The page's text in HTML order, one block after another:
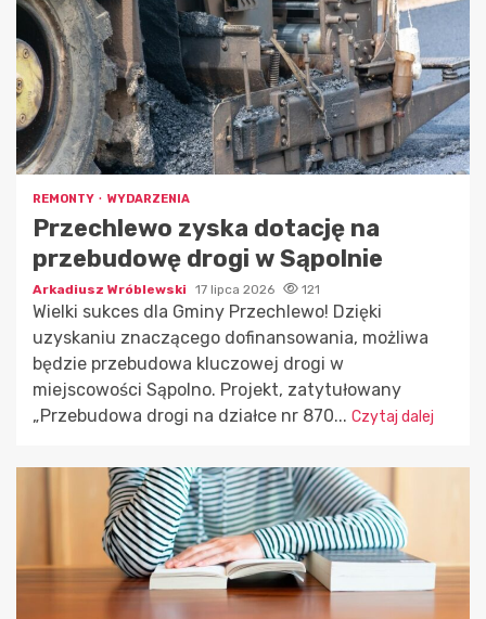
REMONTY WYDARZENIA
Przechlewo zyska dotację na
przebudowę drogi w Sąpolnie
Arkadiusz Wróblewski 17 lipca 2026 121
Wielki sukces dla Gminy Przechlewo! Dzięki
uzyskaniu znaczącego dofinansowania, możliwa
będzie przebudowa kluczowej drogi w
miejscowości Sąpolno. Projekt, zatytułowany
„Przebudowa drogi na działce nr 870... Czytaj dalej